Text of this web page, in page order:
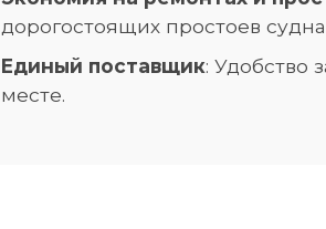
дорогостоящих простоев
Единый поставщик: Удобство
месте.